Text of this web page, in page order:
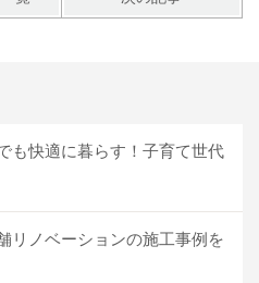
も快適に暮らす！子育て世代
リノベーションの施工事例を